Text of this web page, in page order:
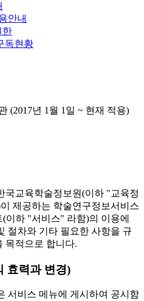
안내
한
독현황
(2017년 1월 1일 ~ 현재 적용)
국교육학술정보원(이하 "교육정
제공하는 학술연구정보서비스
(이하 "서비스" 라함)의 이용에
절차와 기타 필요한 사항을 규
목적으로 합니다.
효력과 변경)
서비스 메뉴에 게시하여 공시함